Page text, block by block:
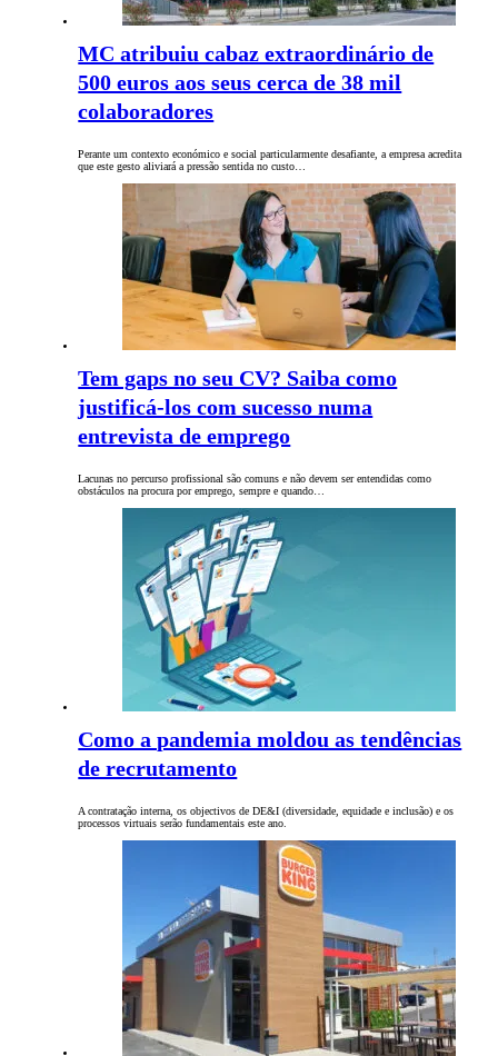
MC atribuiu cabaz extraordinário de
500 euros aos seus cerca de 38 mil
colaboradores
Perante um contexto económico e social particularmente desafiante, a empresa acredita
que este gesto aliviará a pressão sentida no custo…
Tem gaps no seu CV? Saiba como
justificá-los com sucesso numa
entrevista de emprego
Lacunas no percurso profissional são comuns e não devem ser entendidas como
obstáculos na procura por emprego, sempre e quando…
Como a pandemia moldou as tendências
de recrutamento
A contratação interna, os objectivos de DE&I (diversidade, equidade e inclusão) e os
processos virtuais serão fundamentais este ano.